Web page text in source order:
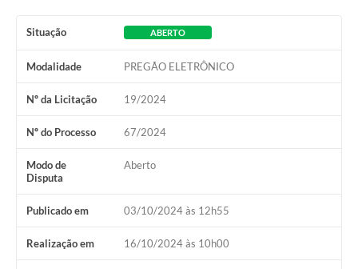
Situação ABERTO
Modalidade PREGÃO ELETRÔNICO
Nº da Licitação 19/2024
Nº do Processo 67/2024
Modo de
Disputa
Aberto
Publicado em 03/10/2024 às 12h55
Realização em 16/10/2024 às 10h00